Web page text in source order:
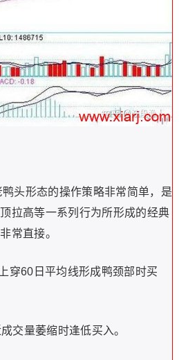
头形态的操作策略非常简单，是
拉高等一系列行为所形成的经典
常直接。
穿60日平均线形成鸭颈部时买
交量萎缩时逢低买入。